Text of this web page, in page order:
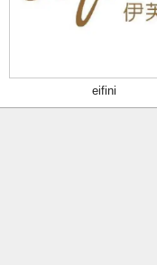
eifini